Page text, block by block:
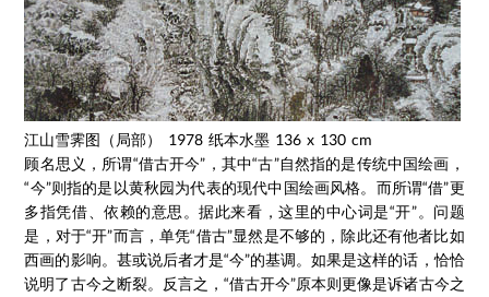
江山雪霁图（局部） 1978 纸本水墨 136 x 130 cm
顾名思义，所谓“借古开今”，其中“古”自然指的是传统中国绘画，
“今”则指的是以黄秋园为代表的现代中国绘画风格。而所谓“借”更
多指凭借、依赖的意思。据此来看，这里的中心词是“开”。问题
是，对于“开”而言，单凭“借古”显然是不够的，除此还有他者比如
西画的影响。甚或说后者才是“今”的基调。如果是这样的话，恰恰
说明了古今之断裂。反言之，“借古开今”原本则更像是诉诸古今之